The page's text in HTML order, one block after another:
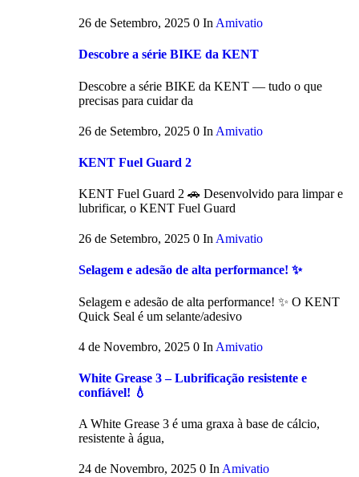
26 de Setembro, 2025 0 In Amivatio
Descobre a série BIKE da KENT
Descobre a série BIKE da KENT — tudo o que
precisas para cuidar da
26 de Setembro, 2025 0 In Amivatio
KENT Fuel Guard 2
KENT Fuel Guard 2 🚗 Desenvolvido para limpar e
lubrificar, o KENT Fuel Guard
26 de Setembro, 2025 0 In Amivatio
Selagem e adesão de alta performance! ✨
Selagem e adesão de alta performance! ✨ O KENT
Quick Seal é um selante/adesivo
4 de Novembro, 2025 0 In Amivatio
White Grease 3 – Lubrificação resistente e
confiável! 💧
A White Grease 3 é uma graxa à base de cálcio,
resistente à água,
24 de Novembro, 2025 0 In Amivatio